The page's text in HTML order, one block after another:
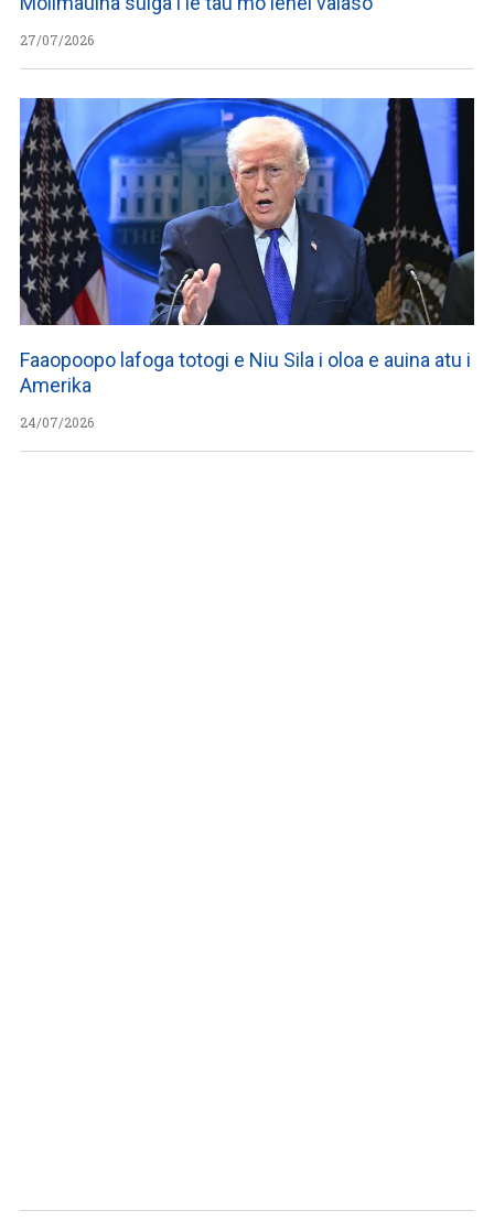
27/07/2026
Faaopoopo lafoga totogi e Niu Sila i oloa e auina atu i
Amerika
24/07/2026